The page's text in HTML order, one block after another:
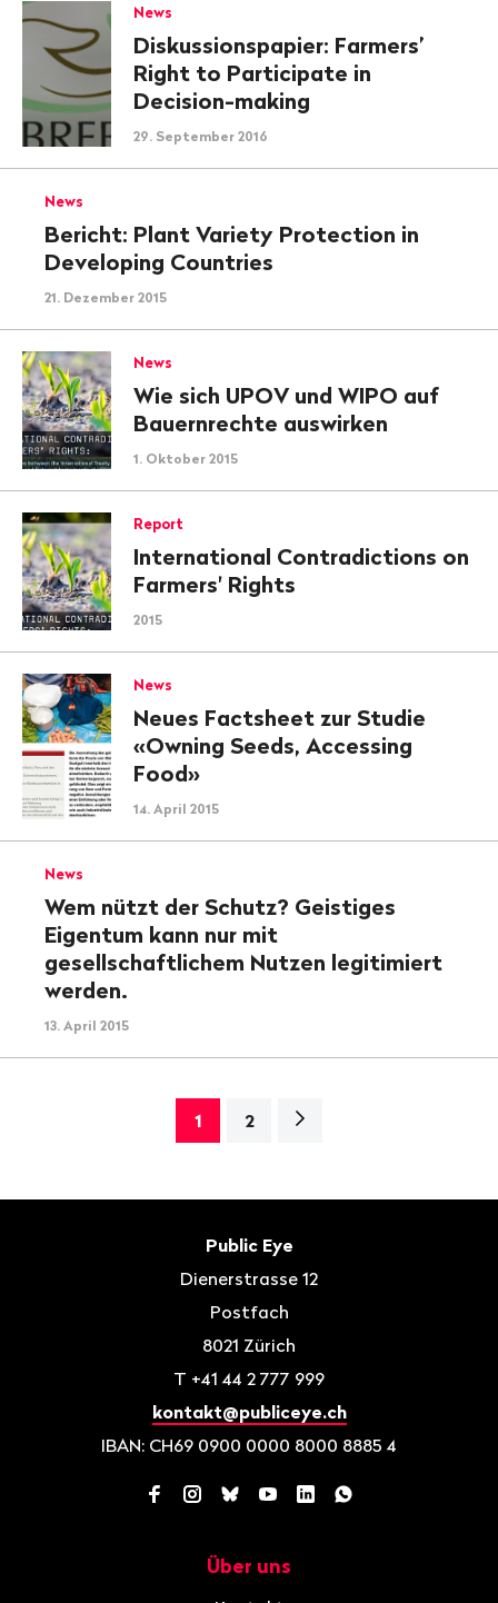
News
Diskussionspapier: Farmers’
Right to Participate in
Decision-making
29. September 2016
News
Bericht: Plant Variety Protection in
Developing Countries
21. Dezember 2015
News
Wie sich UPOV und WIPO auf
Bauernrechte auswirken
1. Oktober 2015
Report
International Contradictions on
Farmers' Rights
2015
News
Neues Factsheet zur Studie
«Owning Seeds, Accessing
Food»
14. April 2015
News
Wem nützt der Schutz? Geistiges
Eigentum kann nur mit
gesellschaftlichem Nutzen legitimiert
werden.
13. April 2015
1 2
Nächste
Public Eye
Dienerstrasse 12
Postfach
8021 Zürich
T +41 44 2 777 999
kontakt@publiceye.ch
IBAN: CH69 0900 0000 8000 8885 4
Facebook
Instagram
BlueskyYouTube
LinkedInWhatsApp
Über uns